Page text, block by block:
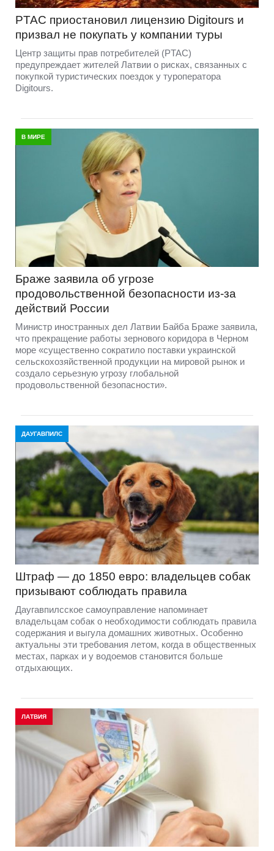
PTAC приостановил лицензию Digitours и
призвал не покупать у компании туры
Центр защиты прав потребителей (PTAC)
предупреждает жителей Латвии о рисках, связанных с
покупкой туристических поездок у туроператора
Digitours.
В МИРЕ
Браже заявила об угрозе
продовольственной безопасности из-за
действий России
Министр иностранных дел Латвии Байба Браже заявила,
что прекращение работы зернового коридора в Черном
море «существенно сократило поставки украинской
сельскохозяйственной продукции на мировой рынок и
создало серьезную угрозу глобальной
продовольственной безопасности».
ДАУГАВПИЛС
Штраф — до 1850 евро: владельцев собак
призывают соблюдать правила
Даугавпилсское самоуправление напоминает
владельцам собак о необходимости соблюдать правила
содержания и выгула домашних животных. Особенно
актуальны эти требования летом, когда в общественных
местах, парках и у водоемов становится больше
отдыхающих.
ЛАТВИЯ